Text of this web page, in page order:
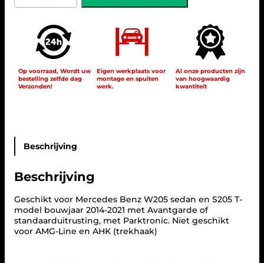
r
W
K
a
s
s
t
a
n
Op voorraad, Wordt uw
bestelling zelfde dag
Verzonden!
Eigen werkplaats voor
montage en spuiten
werk.
Al onze producten zijn
van hoogwaardig
kwantiteit
Beschrijving
Beschrijving
Geschikt voor Mercedes Benz W205 sedan en S205 T-
model bouwjaar 2014-2021 met Avantgarde of
standaarduitrusting, met Parktronic. Niet geschikt
voor AMG-Line en AHK (trekhaak)